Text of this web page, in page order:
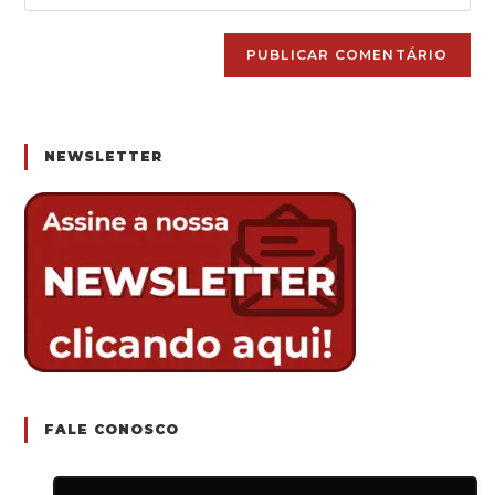
to
NEWSLETTER
FALE CONOSCO